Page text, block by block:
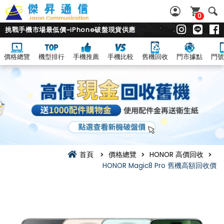
0
挑戰手機市場最低價~iPhone破盤現貨供應
價格總覽 機型排行 手機推薦 手機比較 舊機回收 門市據點 門
首頁 價格總覽
HONOR 高價回收
HONOR Magic8 Pro 舊機高額回收價